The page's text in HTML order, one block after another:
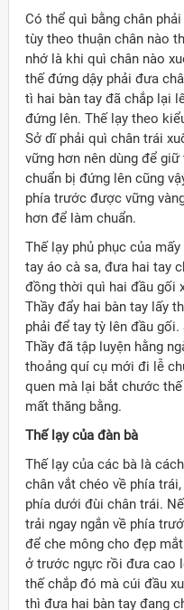
Có thể quì bằng chân
tùy theo thuận chân nào
nhớ là khi quì chân nào
thế đứng dậy phải đưa
tì hai bàn tay đã chắp lại
đứng lên. Thế lạy theo
Sở dĩ phải quì chân trái
vững hơn nên dùng để
chuẩn bị đứng lên cũng
phía trước được vững
hơn để làm chuẩn.
Thế lạy phủ phục của
tay áo cà sa, đưa hai tay
đồng thời quì hai đầu gối
Thầy đẩy hai bàn tay lấy
phải để tay tỳ lên đầu
Thầy đã tập luyện hằng
thoảng quí cụ mới đi lễ
quen mà lại bắt chước
mất thăng bằng.
Thế lạy của đàn bà
Thế lạy của các bà là
chân vắt chéo về phía
phía dưới đùi chân trái.
trải ngay ngắn về phía
để che mông cho đẹp
ở trước ngực rồi đưa cao
thế chắp đó mà cúi đầu
thì đưa hai bàn tay đang